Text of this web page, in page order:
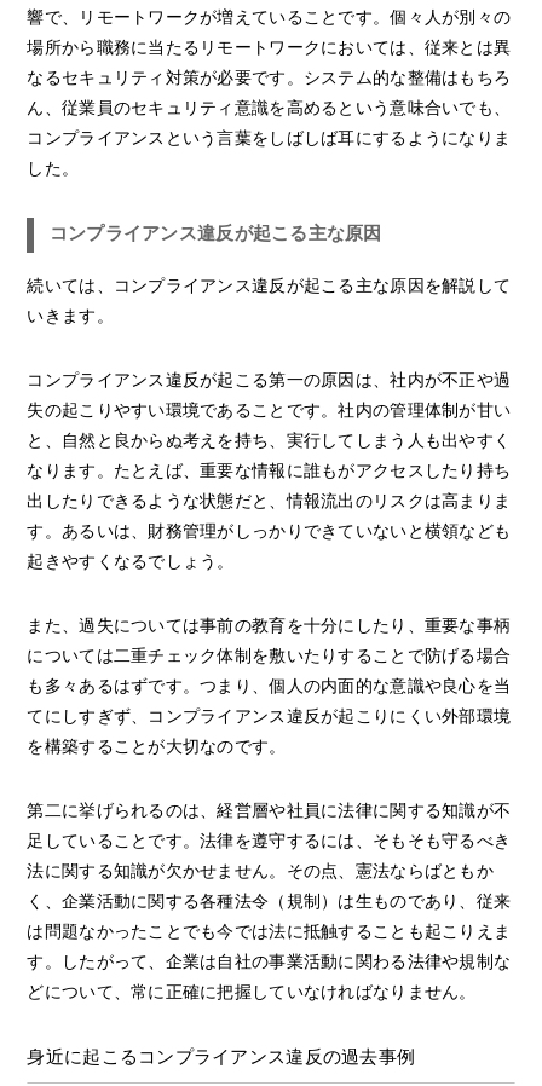
響で、リモートワークが増えていることです。個々人が別々の
場所から職務に当たるリモートワークにおいては、従来とは異
なるセキュリティ対策が必要です。システム的な整備はもちろ
ん、従業員のセキュリティ意識を高めるという意味合いでも、
コンプライアンスという言葉をしばしば耳にするようになりま
した。
コンプライアンス違反が起こる主な原因
続いては、コンプライアンス違反が起こる主な原因を解説して
いきます。
コンプライアンス違反が起こる第一の原因は、社内が不正や過
失の起こりやすい環境であることです。社内の管理体制が甘い
と、自然と良からぬ考えを持ち、実行してしまう人も出やすく
なります。たとえば、重要な情報に誰もがアクセスしたり持ち
出したりできるような状態だと、情報流出のリスクは高まりま
す。あるいは、財務管理がしっかりできていないと横領なども
起きやすくなるでしょう。
また、過失については事前の教育を十分にしたり、重要な事柄
については二重チェック体制を敷いたりすることで防げる場合
も多々あるはずです。つまり、個人の内面的な意識や良心を当
てにしすぎず、コンプライアンス違反が起こりにくい外部環境
を構築することが大切なのです。
第二に挙げられるのは、経営層や社員に法律に関する知識が不
足していることです。法律を遵守するには、そもそも守るべき
法に関する知識が欠かせません。その点、憲法ならばともか
く、企業活動に関する各種法令（規制）は生ものであり、従来
は問題なかったことでも今では法に抵触することも起こりえま
す。したがって、企業は自社の事業活動に関わる法律や規制な
どについて、常に正確に把握していなければなりません。
身近に起こるコンプライアンス違反の過去事例